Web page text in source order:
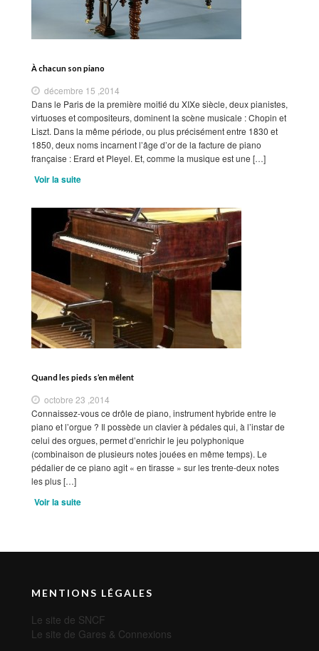
À chacun son piano
décembre 15 ,2014
Dans le Paris de la première moitié du XIXe siècle, deux pianistes,
virtuoses et compositeurs, dominent la scène musicale : Chopin et
Liszt. Dans la même période, ou plus précisément entre 1830 et
1850, deux noms incarnent l’âge d’or de la facture de piano
française : Erard et Pleyel. Et, comme la musique est une […]
Voir la suite
Quand les pieds s’en mêlent
octobre 23 ,2014
Connaissez-vous ce drôle de piano, instrument hybride entre le
piano et l’orgue ? Il possède un clavier à pédales qui, à l’instar de
celui des orgues, permet d’enrichir le jeu polyphonique
(combinaison de plusieurs notes jouées en même temps). Le
pédalier de ce piano agit « en tirasse » sur les trente-deux notes
les plus […]
Voir la suite
MENTIONS LÉGALES
Le site de SNCF
Le site de Gares & Connexions